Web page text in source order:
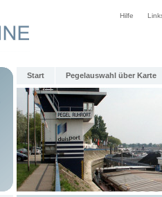
Hilfe
Start Pegelauswahl über Karte